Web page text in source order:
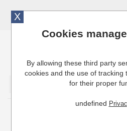
Cuisinresto: Ustensiles de
X
Cookies
By allowing these third party
cookies and the use of tracking
for their proper
undefined